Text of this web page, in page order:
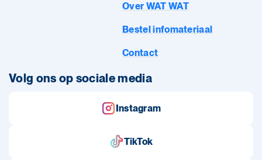
Over WAT WAT
Bestel infomateriaal
Contact
Volg ons op sociale media
Instagram
TikTok